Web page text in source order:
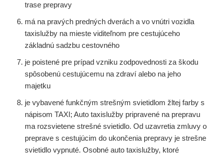
trase prepravy
má na pravých predných dverách a vo vnútri vozidla
taxislužby na mieste viditeľnom pre cestujúceho
základnú sadzbu cestovného
je poistené pre prípad vzniku zodpovednosti za škodu
spôsobenú cestujúcemu na zdraví alebo na jeho
majetku
je vybavené funkčným strešným svietidlom žltej farby s
nápisom TAXI; Auto taxislužby pripravené na prepravu
ma rozsvietene strešné svietidlo. Od uzavretia zmluvy o
preprave s cestujúcim do ukončenia prepravy je strešne
svietidlo vypnuté. Osobné auto taxislužby, ktoré